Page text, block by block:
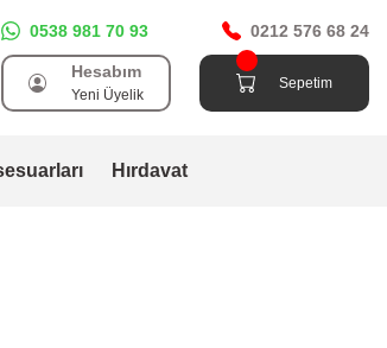
0538 981 70 93 0212 576 68 24
Hesabım
Yeni Üyelik
Sepetim
Hırdavat